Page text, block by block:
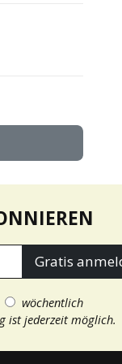
Gratis
wöchentlich
ist jederzeit möglich.